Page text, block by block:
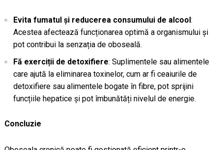
Evita fumatul și reducerea consumului de alcool :
Acestea afectează funcționarea optimă a organismului și
pot contribui la senzația de oboseală.
Fă exerciții de detoxifiere: Suplimentele sau alimentele
care ajută la eliminarea toxinelor, cum ar fi ceaiurile de
detoxifiere sau alimentele bogate în fibre, pot sprijini
funcțiile hepatice și pot îmbunătăți nivelul de energie.
Concluzie